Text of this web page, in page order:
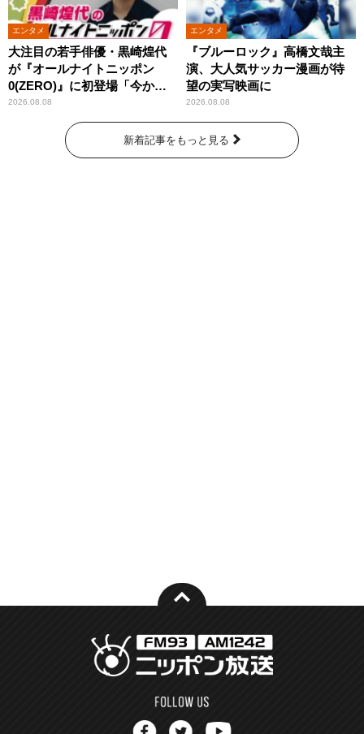
エンタメ
大注目の若手俳優・黒崎煌代
が『オールナイトニッポン
0(ZERO)』に初登場「今から
とてもワクワクしておりま
2026.08.08
エンタメ
『ブルーロック』高橋文哉主
演、大人気サッカー漫画が待
望の実写映画に
2026.08.08
新着記事をもっと見る